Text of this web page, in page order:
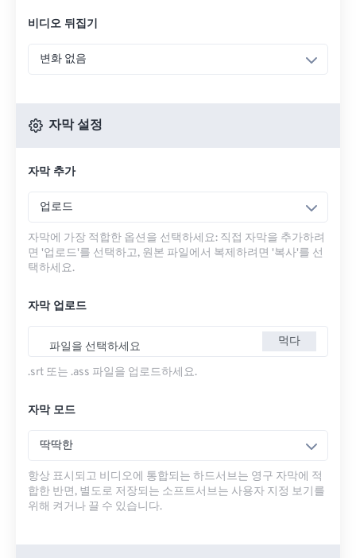
비디오 뒤집기
변화 없음
자막 설정
자막 추가
업로드
자막에 가장 적합한 옵션을 선택하세요: 직접 자막을 추가하려
면 '업로드'를 선택하고, 원본 파일에서 복제하려면 '복사'를 선
택하세요.
자막 업로드
파일을 선택하세요 먹다
.srt 또는 .ass 파일을 업로드하세요.
자막 모드
딱딱한
항상 표시되고 비디오에 통합되는 하드서브는 영구 자막에 적
합한 반면, 별도로 저장되는 소프트서브는 사용자 지정 보기를
위해 켜거나 끌 수 있습니다.